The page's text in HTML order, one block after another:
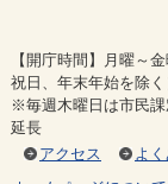
【開庁時間】月曜～
祝日、年末年始を除く
※毎週木曜日は市民課
延長
アクセス
よ